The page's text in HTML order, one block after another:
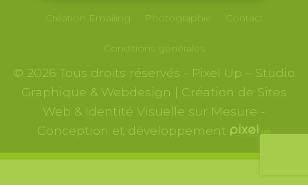
Création Emailing Photographie Contact
Conditions générales
© 2026 Tous droits réservés - Pixel Up – Studio
Graphique & Webdesign | Création de Sites
Web & Identité Visuelle sur Mesure -
Conception et développement